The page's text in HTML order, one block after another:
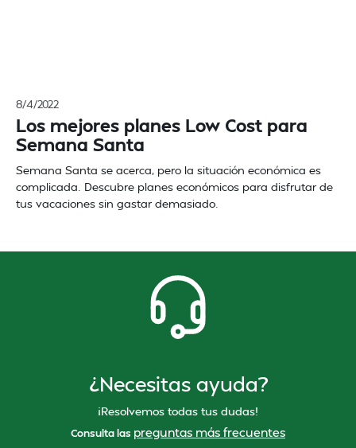
8/4/2022
Los mejores planes Low Cost para
Semana Santa
Semana Santa se acerca, pero la situación económica es
complicada. Descubre planes económicos para disfrutar de
tus vacaciones sin gastar demasiado.
¿Necesitas ayuda?
¡Resolvemos todas tus dudas!
Consulta las preguntas más frecuentes